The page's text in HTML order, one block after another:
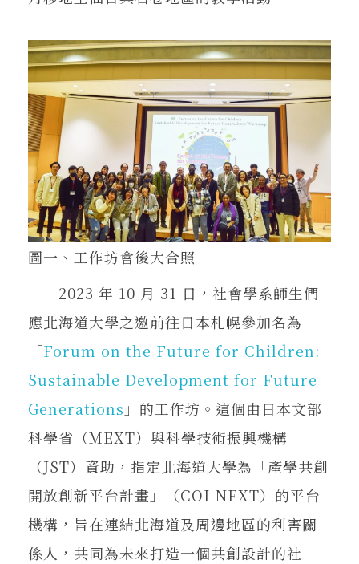
圖一、工作坊會後大合照
2023 年 10 月 31 日，社會學系師生們
應北海道大學之邀前往日本札幌參加名為
「Forum on the Future for Children:
Sustainable Development for Future
Generations 」的工作坊。這個由日本文部
科學省（MEXT）與科學技術振興機構
（JST）資助，指定北海道大學為「產學共創
開放創新平台計畫」（COI-NEXT）的平台
機構，旨在連結北海道及周邊地區的利害關
係人，共同為未來打造一個共創設計的社